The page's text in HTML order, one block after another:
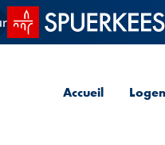
Accueil SPUERKEESS
Accueil